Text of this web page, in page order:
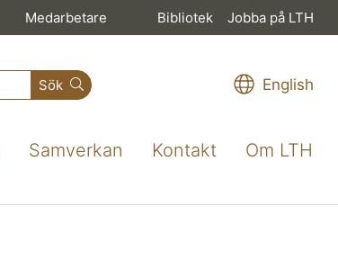
Medarbetare Bibliotek Jobba på LTH
Sök English
Samverkan Kontakt Om LTH